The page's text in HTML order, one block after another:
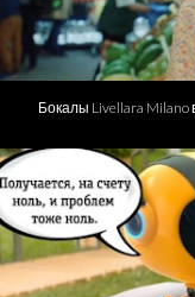
Бокалы Livellara